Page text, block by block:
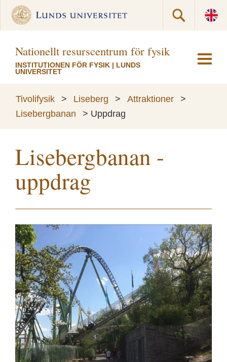
Nationellt resurscentrum för fysik
INSTITUTIONEN FÖR FYSIK | LUNDS
UNIVERSITET
Tivolifysik > Liseberg > Attraktioner
>
Lisebergbanan
> Uppdrag
Lisebergbanan -
uppdrag